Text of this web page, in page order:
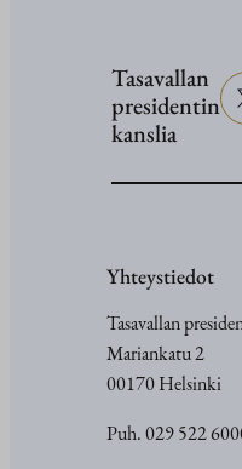
Tasavallan
presidentin
kanslia
Yhteystiedot
Tasavallan
Mariankatu 2
00170 Helsinki
Puh. 029 522